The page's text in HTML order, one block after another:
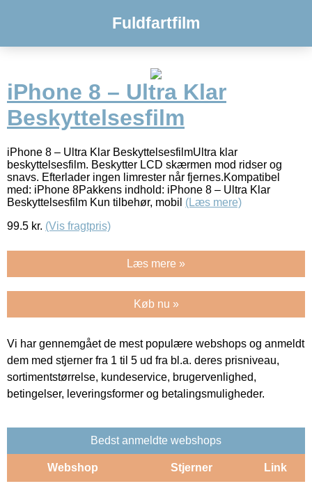
Fuldfartfilm
iPhone 8 – Ultra Klar
Beskyttelsesfilm
iPhone 8 – Ultra Klar BeskyttelsesfilmUltra klar
beskyttelsesfilm. Beskytter LCD skærmen mod ridser og
snavs. Efterlader ingen limrester når fjernes.Kompatibel
med: iPhone 8Pakkens indhold: iPhone 8 – Ultra Klar
Beskyttelsesfilm Kun tilbehør, mobil (Læs mere)
99.5 kr. (Vis fragtpris)
Læs mere »
Køb nu »
Vi har gennemgået de mest populære webshops og anmeldt
dem med stjerner fra 1 til 5 ud fra bl.a. deres prisniveau,
sortimentstørrelse, kundeservice, brugervenlighed,
betingelser, leveringsformer og betalingsmuligheder.
Bedst anmeldte webshops
Webshop Stjerner Link